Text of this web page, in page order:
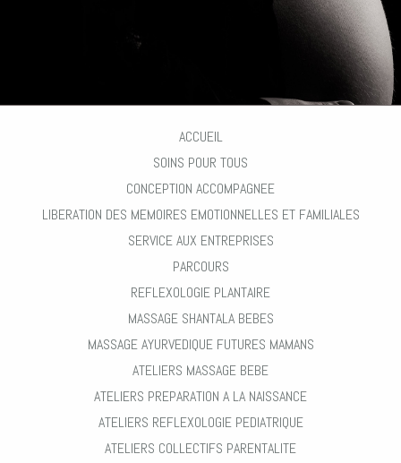
ACCUEIL
SOINS POUR TOUS
CONCEPTION ACCOMPAGNEE
LIBERATION DES MEMOIRES EMOTIONNELLES ET FAMILIALES
SERVICE AUX ENTREPRISES
PARCOURS
REFLEXOLOGIE PLANTAIRE
MASSAGE SHANTALA BEBES
MASSAGE AYURVEDIQUE FUTURES MAMANS
ATELIERS MASSAGE BEBE
ATELIERS PREPARATION A LA NAISSANCE
ATELIERS REFLEXOLOGIE PEDIATRIQUE
ATELIERS COLLECTIFS PARENTALITE